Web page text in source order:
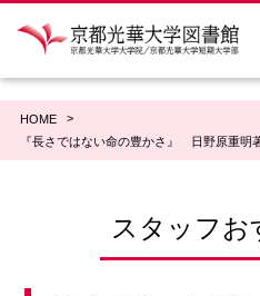
HOME
『長さではない命の豊かさ』 日野原重
スタッフお